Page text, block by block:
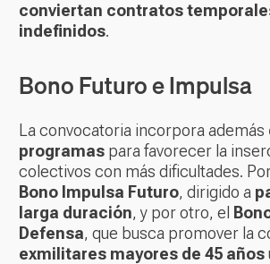
conviertan contratos
indefinidos.
Bono Futuro e Impulsa
La convocatoria incorpora además
programas para favorecer la
colectivos con más dificultades.
Bono Impulsa Futuro, dirigido a
larga duración, y por otro, el
Defensa, que busca promover la
exmilitares mayores de 45 años